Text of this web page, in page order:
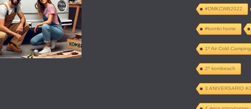
#DMKCWB2022
#kombi home
1º Air Cold Camping
2º kombeach
3 ANIVERSARIO